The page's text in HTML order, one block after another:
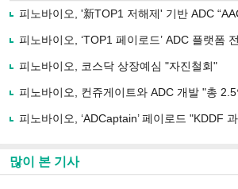
피노바이오, '新TOP1 저해제' 기반 ADC
피노바이오, ‘TOP1 페이로드’ ADC 플랫폼
피노바이오, 코스닥 상장예심 "자진철회"
피노바이오, 컨쥬게이트와 ADC 개발 "총
피노바이오, ‘ADCaptain’ 페이로드 "KDDF
많이 본 기사